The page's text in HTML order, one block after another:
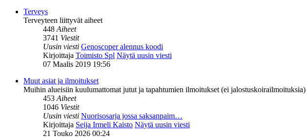
Terveys
Terveyteen liittyvät aiheet
448Aiheet
3741 Viestit
Uusin viesti Genoscoper alennus koodi
Kirjoittaja Toimisto Spl Näytä uusin viesti
07 Maalis 2019 19:56
Muut asiat ja ilmoitukset
Muihin alueisiin kuulumattomat jutut ja tapahtumien ilmoitukset (ei jalostuskoirailmoituksia)
453Aiheet
1046 Viestit
Uusin viesti Nuorisosarja jossa saksanpaim…
Kirjoittaja Seija Irmeli Kaisto Näytä uusin viesti
21 Touko 2026 00:24